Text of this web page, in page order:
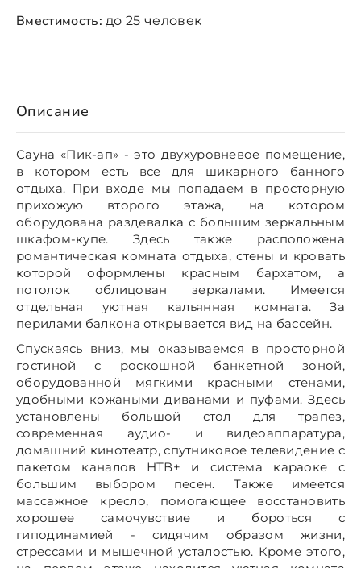
Описание
Сауна «Пик-ап» - это двухуровневое помещение,
в котором есть все для шикарного банного
отдыха. При входе мы попадаем в просторную
прихожую второго этажа, на котором
оборудована раздевалка с большим зеркальным
шкафом-купе. Здесь также расположена
романтическая комната отдыха, стены и кровать
которой оформлены красным бархатом, а
потолок облицован зеркалами. Имеется
отдельная уютная кальянная комната. За
перилами балкона открывается вид на бассейн.
Спускаясь вниз, мы оказываемся в просторной
гостиной с роскошной банкетной зоной,
оборудованной мягкими красными стенами,
удобными кожаными диванами и пуфами. Здесь
установлены большой стол для трапез,
современная аудио- и видеоаппаратура,
домашний кинотеатр, спутниковое телевидение с
пакетом каналов НТВ+ и система караоке с
большим выбором песен. Также имеется
массажное кресло, помогающее восстановить
хорошее самочувствие и бороться с
гиподинамией - сидячим образом жизни,
стрессами и мышечной усталостью. Кроме этого,
Вместимость: до 25 человек